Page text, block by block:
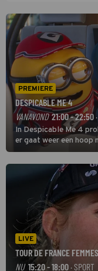
PREMIERE
DESPICABLE ME 4
VANAVOND 21:00 - 22:50
In Despicable Me 4
er gaat weer een hoop
LIVE
TOUR DE FRANCE FEMMES
NU 15:20 - 18:00 · SPORT